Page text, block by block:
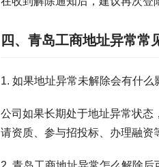
四、青岛工商地址异常常
1. 如果地址异常未解除会有什么
公司如果长期处于地址异常状态
请资质、参与招投标、办理融资